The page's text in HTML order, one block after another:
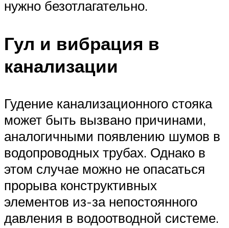
нужно безотлагательно.
Гул и вибрация в
канализации
Гудение канализационного стояка
может быть вызвано причинами,
аналогичными появлению шумов в
водопроводных трубах. Однако в
этом случае можно не опасаться
прорыва конструктивных
элементов из-за непостоянного
давления в водоотводной системе.